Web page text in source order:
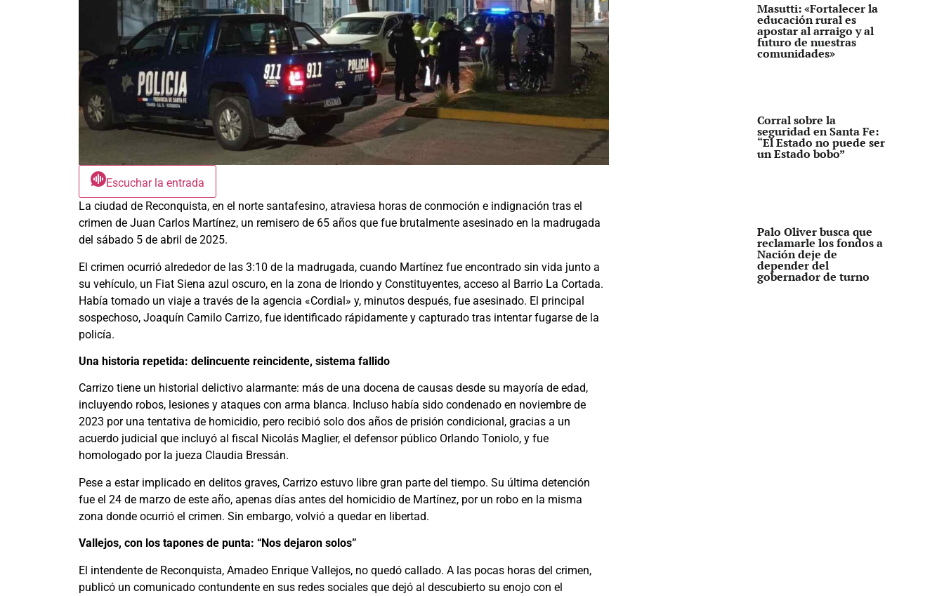
Escuchar la entrada
La ciudad de Reconquista, en el norte santafesino, atraviesa horas de conmoción e indignación tras el
crimen de Juan Carlos Martínez, un remisero de 65 años que fue brutalmente asesinado en la madrugada
del sábado 5 de abril de 2025.
El crimen ocurrió alrededor de las 3:10 de la madrugada, cuando Martínez fue encontrado sin vida junto a
su vehículo, un Fiat Siena azul oscuro, en la zona de Iriondo y Constituyentes, acceso al Barrio La Cortada.
Había tomado un viaje a través de la agencia «Cordial» y, minutos después, fue asesinado. El principal
sospechoso, Joaquín Camilo Carrizo, fue identificado rápidamente y capturado tras intentar fugarse de la
policía.
Una historia repetida: delincuente reincidente, sistema fallido
Carrizo tiene un historial delictivo alarmante: más de una docena de causas desde su mayoría de edad,
incluyendo robos, lesiones y ataques con arma blanca. Incluso había sido condenado en noviembre de
2023 por una tentativa de homicidio, pero recibió solo dos años de prisión condicional, gracias a un
acuerdo judicial que incluyó al fiscal Nicolás Maglier, el defensor público Orlando Toniolo, y fue
homologado por la jueza Claudia Bressán.
Pese a estar implicado en delitos graves, Carrizo estuvo libre gran parte del tiempo. Su última detención
fue el 24 de marzo de este año, apenas días antes del homicidio de Martínez, por un robo en la misma
zona donde ocurrió el crimen. Sin embargo, volvió a quedar en libertad.
Vallejos, con los tapones de punta: “Nos dejaron solos”
El intendente de Reconquista, Amadeo Enrique Vallejos, no quedó callado. A las pocas horas del crimen,
publicó un comunicado contundente en sus redes sociales que dejó al descubierto su enojo con el
Masutti: «Fortalecer la
educación rural es
apostar al arraigo y al
futuro de nuestras
comunidades»
Corral sobre la
seguridad en Santa Fe:
“El Estado no puede ser
un Estado bobo”
Palo Oliver busca que
reclamarle los fondos a
Nación deje de
depender del
gobernador de turno